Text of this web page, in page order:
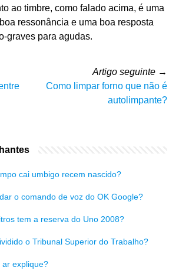
ao timbre, como falado acima, é uma
ressonância e uma boa resposta
graves para agudas.
Artigo seguinte →
Como limpar forno que não é
autolimpante?
cai umbigo recem nascido?
o comando de voz do OK Google?
tem a reserva do Uno 2008?
o Tribunal Superior do Trabalho?
ar explique?